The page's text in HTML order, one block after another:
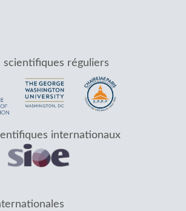
scientifiques réguliers
internationaux